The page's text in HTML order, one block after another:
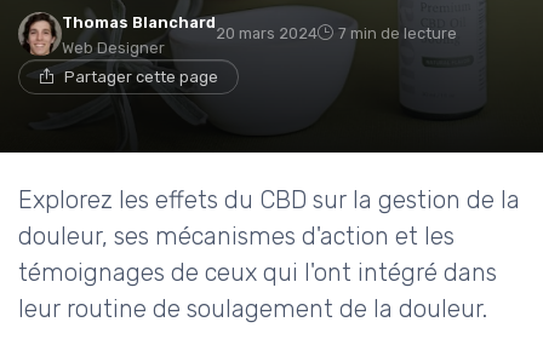
Thomas Blanchard
Web Designer
20 mars 2024 7 min de lecture
Partager cette page
Explorez les effets du CBD sur la gestion de la
douleur, ses mécanismes d'action et les
témoignages de ceux qui l'ont intégré dans
leur routine de soulagement de la douleur.